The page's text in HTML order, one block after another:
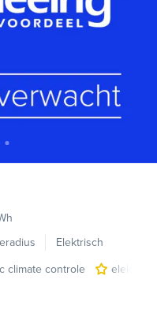
Elektrisch
climate controle